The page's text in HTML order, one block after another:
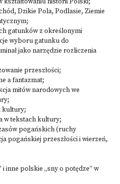
kształtowaniu historii Polski;
Dzikie Pola, Podlasie, Ziemie
gatunków z określonymi
wyboru gatunku do
jako narzędzie rozliczenia
przeszłości;
a fantazmat;
mitów narodowych we
kultury;
w tekstach kultury;
pogańskich (ruchy
pogańskiej przeszłości i wierzeń,
i inne polskie „sny o potędze” w